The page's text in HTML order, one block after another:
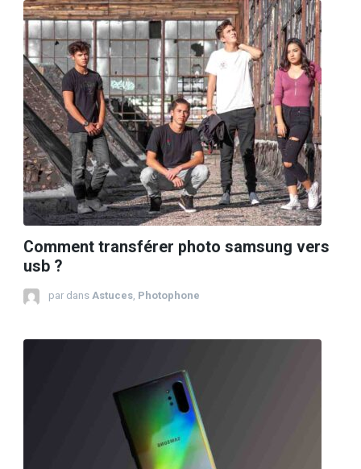
Comment transférer photo samsung vers
usb ?
par dans Astuces, Photophone